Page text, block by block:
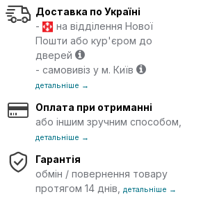
Доставка по Україні
-
на відділення Нової
Пошти або кур'єром до
дверей
- самовивіз у м. Київ
детальніше →
Оплата при отриманні
або іншим зручним способом,
детальніше →
Гарантія
обмін / повернення товару
протягом 14 днів,детальніше →